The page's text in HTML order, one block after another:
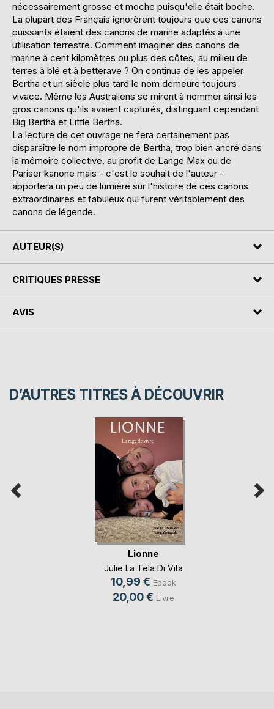
nécessairement grosse et moche puisqu'elle était boche.
La plupart des Français ignorèrent toujours que ces canons
puissants étaient des canons de marine adaptés à une
utilisation terrestre. Comment imaginer des canons de
marine à cent kilomètres ou plus des côtes, au milieu de
terres à blé et à betterave ? On continua de les appeler
Bertha et un siècle plus tard le nom demeure toujours
vivace. Même les Australiens se mirent à nommer ainsi les
gros canons qu'ils avaient capturés, distinguant cependant
Big Bertha et Little Bertha.
La lecture de cet ouvrage ne fera certainement pas
disparaître le nom impropre de Bertha, trop bien ancré dans
la mémoire collective, au profit de Lange Max ou de
Pariser kanone mais - c'est le souhait de l'auteur -
apportera un peu de lumière sur l'histoire de ces canons
extraordinaires et fabuleux qui furent véritablement des
canons de légende.
AUTEUR(S)
CRITIQUES PRESSE
AVIS
D’AUTRES TITRES À DÉCOUVRIR
Lionne
Julie La Tela Di Vita
10,99 € Ebook
20,00 € Livre